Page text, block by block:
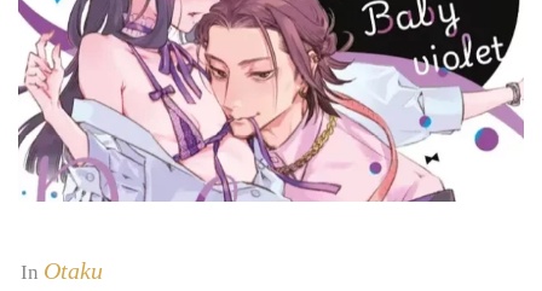
In Otaku